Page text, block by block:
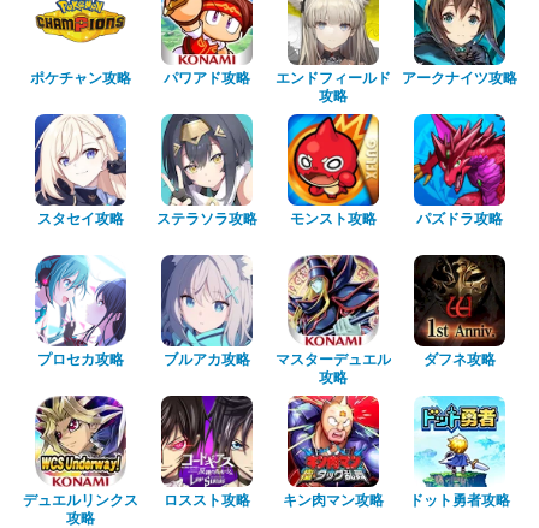
ポケチャン攻略 パワアド攻略
エンドフィールド
攻略
アークナイツ攻略
スタセイ攻略 ステラソラ攻略 モンスト攻略 パズドラ攻略
プロセカ攻略 ブルアカ攻略
マスターデュエル
攻略
ダフネ攻略
デュエルリンクス
攻略
ロススト攻略 キン肉マン攻略 ドット勇者攻略